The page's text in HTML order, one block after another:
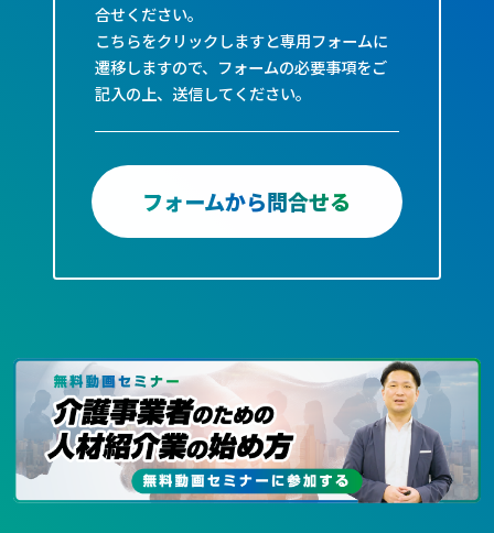
合せください。
こちらをクリックしますと専用フォームに
遷移しますので、フォームの必要事項をご
記入の上、送信してください。
フォームから問合せる